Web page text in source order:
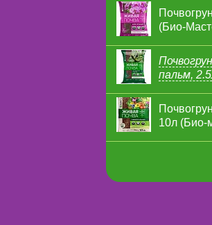
(Био-
пальм,
10л (Био-